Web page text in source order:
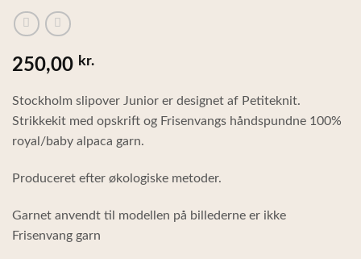
250,00 kr.
Stockholm slipover Junior er designet af Petiteknit.
Strikkekit med opskrift og Frisenvangs håndspundne 100%
royal/baby alpaca garn.
Produceret efter økologiske metoder.
Garnet anvendt til modellen på billederne er ikke
Frisenvang garn